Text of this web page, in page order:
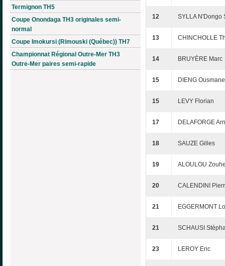
Termignon TH5
Coupe Onondaga TH3 originales semi-
normal
Coupe Imokursi (Rimouski (Québec)) TH7
Championnat Régional Outre-Mer TH3
Outre-Mer paires semi-rapide
12 SYLLA N'Dongo
13 CHINCHOLLE
14 BRUYÈRE Marc
15 DIENG Ousmane
15 LEVY Florian
17 DELAFORGE
18 SAUZE Gilles
19 ALOULOU
20 CALENDINI
21 EGGERMONT
21 SCHAUSI
23 LEROY Eric